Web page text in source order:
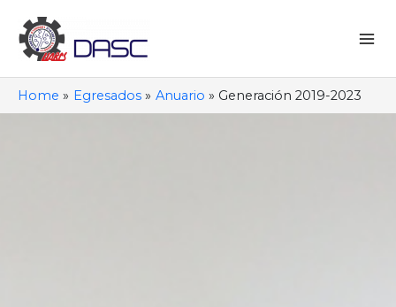
content
Home Egresados Anuario Generación 2019-2023